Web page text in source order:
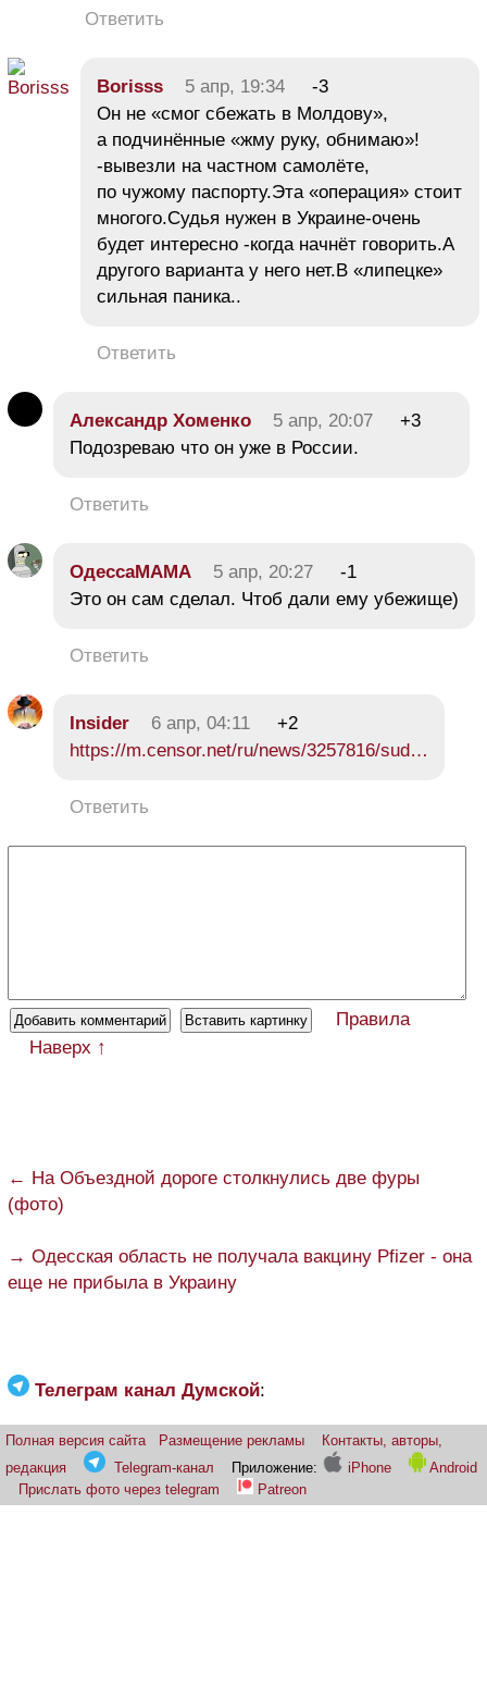
Ответить
Borisss 5 апр, 19:34
-3
Он не «смог сбежать в Молдову»,
а подчинённые «жму руку, обнимаю»!
-вывезли на частном самолёте,
по чужому паспорту.Эта «операция» стоит
многого.Судья нужен в Украине-очень
будет интересно -когда начнёт говорить.А
другого варианта у него нет.В «липецке»
сильная паника..
Ответить
Александр Хоменко 5 апр, 20:07
+3
Подозреваю что он уже в России.
Ответить
ОдессаМАМА 5 апр, 20:27
-1
Это он сам сделал. Чтоб дали ему убежище)
Ответить
Insider 6 апр, 04:11
+2
https://m.censor.net/ru/news/3257816/sud…
Ответить
Правила
Наверх ↑
← На Объездной дороге столкнулись две фуры
(фото)
→ Одесская область не получала вакцину Pfizer - она
еще не прибыла в Украину
Телеграм канал Думской:
Полная версия сайта Размещение рекламы
Контакты, авторы,
редакция
Telegram-канал Приложение: iPhone
Android
Прислать фото через telegram
Patreon